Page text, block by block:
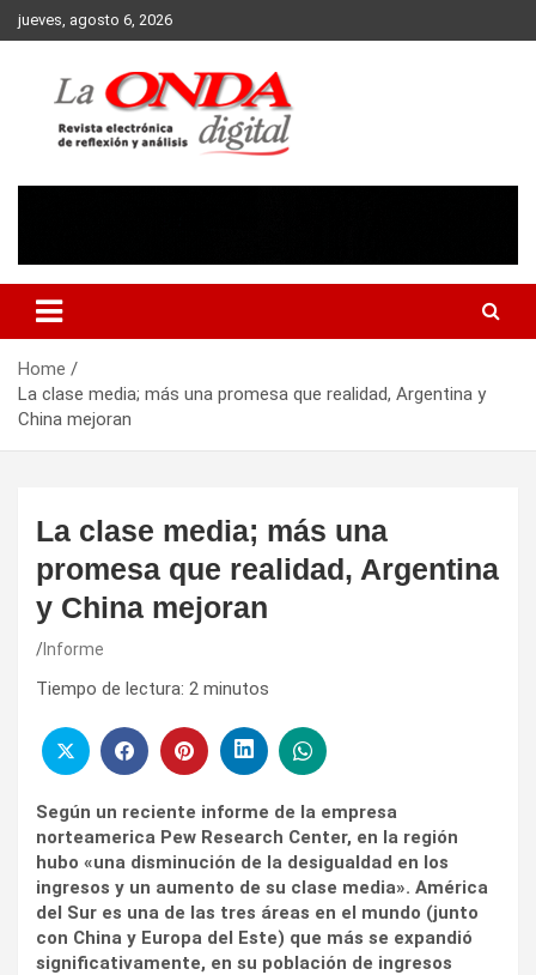
Skip
to
jueves, agosto 6, 2026
Home
La clase media; más una promesa que realidad, Argentina y
China mejoran
La clase media; más una
promesa que realidad, Argentina
y China mejoran
Informe
Tiempo de lectura: 2 minutos
Según un reciente informe de la empresa
norteamerica Pew Research Center, en la región
hubo «una disminución de la desigualdad en los
ingresos y un aumento de su clase media». América
del Sur es una de las tres áreas en el mundo (junto
con China y Europa del Este) que más se expandió
significativamente, en su población de ingresos